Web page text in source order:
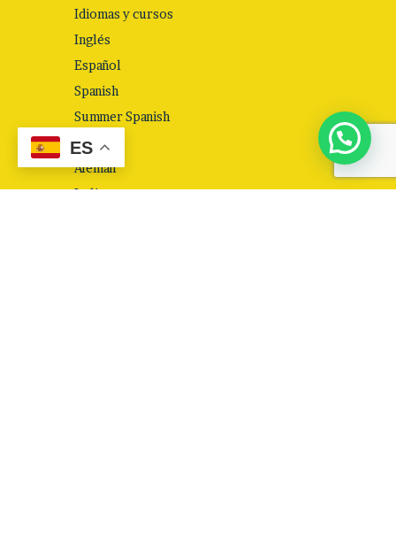
Idiomas y cursos
Inglés
Español
Spanish
Summer Spanish
Francés
Alemán
Italiano
ES